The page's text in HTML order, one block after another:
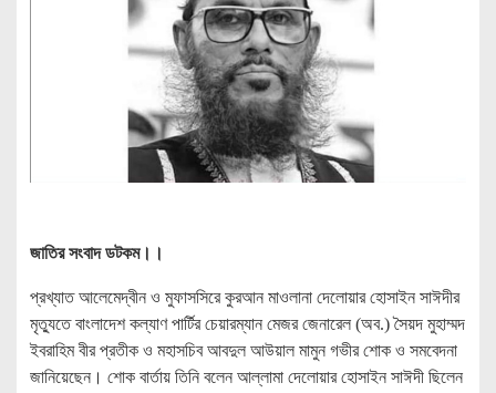
জাতির সংবাদ ডটকম।‌।
প্রখ্যাত আলেমেদ্বীন ও মুফাসসিরে কুরআন মাওলানা দেলোয়ার হোসাইন সাঈদীর
মৃত্যুতে বাংলাদেশ কল্যাণ পার্টির চেয়ারম্যান মেজর জেনারেল (অব.) সৈয়দ মুহাম্মদ
ইবরাহিম বীর প্রতীক ও মহাসচিব আবদুল আউয়াল মামুন গভীর শোক ও সমবেদনা
জানিয়েছেন। শোক বার্তায় তিনি বলেন আল্লামা দেলোয়ার হোসাইন সাঈদী ছিলেন